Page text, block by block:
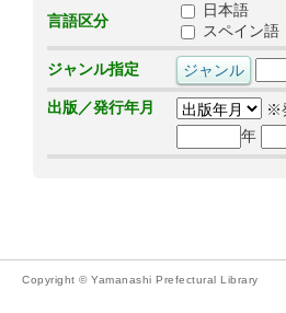
言語区分
日本語
スペイン語
ジャンル指定
出版／発行年月
※
年
Copyright © Yamanashi Prefectural Library